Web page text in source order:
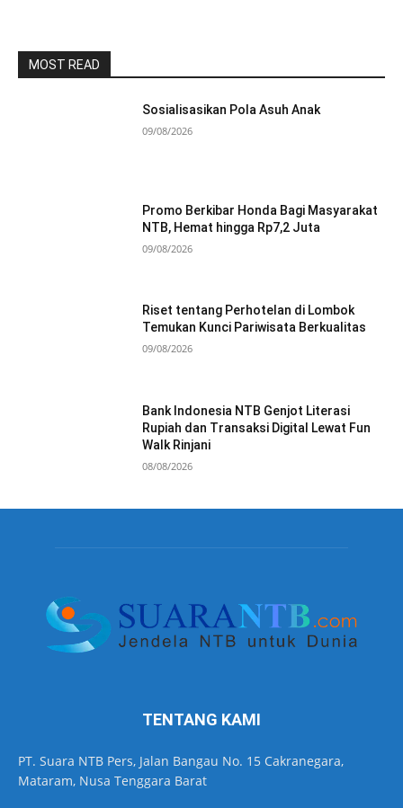
MOST READ
Sosialisasikan Pola Asuh Anak
09/08/2026
Promo Berkibar Honda Bagi Masyarakat
NTB, Hemat hingga Rp7,2 Juta
09/08/2026
Riset tentang Perhotelan di Lombok
Temukan Kunci Pariwisata Berkualitas
09/08/2026
Bank Indonesia NTB Genjot Literasi
Rupiah dan Transaksi Digital Lewat Fun
Walk Rinjani
08/08/2026
TENTANG KAMI
PT. Suara NTB Pers, Jalan Bangau No. 15 Cakranegara,
Mataram, Nusa Tenggara Barat